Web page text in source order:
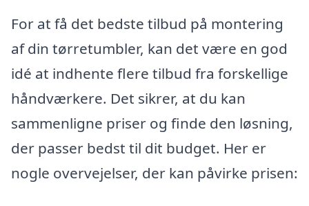
For at få det bedste tilbud på montering
af din tørretumbler, kan det være en god
idé at indhente flere tilbud fra forskellige
håndværkere. Det sikrer, at du kan
sammenligne priser og finde den løsning,
der passer bedst til dit budget. Her er
nogle overvejelser, der kan påvirke prisen: